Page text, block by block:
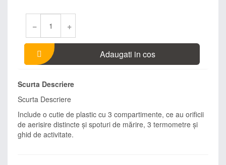
− +
Adaugati in cos
Scurta Descriere
Scurta Descriere
Include o cutie de plastic cu 3 compartimente, ce au orificii
de aerisire distincte şi spoturi de mărire, 3 termometre şi
ghid de activitate.